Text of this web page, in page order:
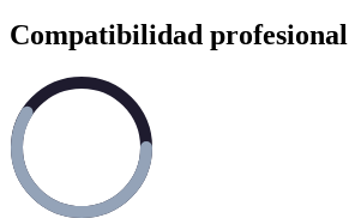
Compatibilidad profesional